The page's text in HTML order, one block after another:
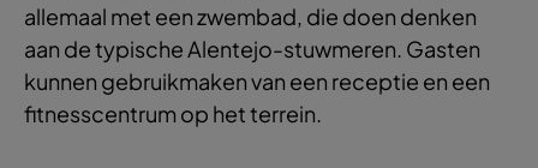
allemaal met een zwembad, die doen denken
aan de typische Alentejo-stuwmeren. Gasten
kunnen gebruikmaken van een receptie en een
fitnesscentrum op het terrein.